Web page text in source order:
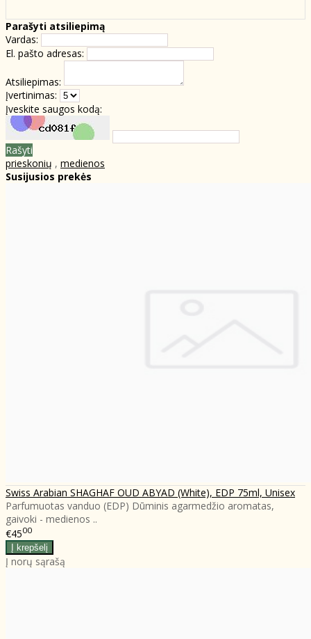
Parašyti atsiliepimą
Vardas:
El. pašto adresas:
Atsiliepimas:
Įvertinimas:
Įveskite saugos kodą:
Rašyti
prieskonių , medienos
Susijusios prekės
Swiss Arabian SHAGHAF OUD ABYAD (White), EDP 75ml, Unisex
Parfumuotas vanduo (EDP) Dūminis agarmedžio aromatas,
gaivoki - medienos ..
€4500
Į norų sąrašą